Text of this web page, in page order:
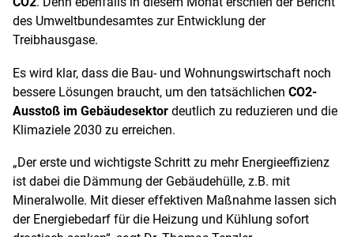
des Umweltbundesamtes zur Entwicklung der
Treibhausgase.
Es wird klar, dass die Bau- und Wohnungswirtschaft noch
bessere Lösungen braucht, um den tatsächlichen CO2-
Ausstoß im Gebäudesektor deutlich zu reduzieren und die
Klimaziele 2030 zu erreichen.
„Der erste und wichtigste Schritt zu mehr Energieeffizienz
ist dabei die Dämmung der Gebäudehülle, z.B. mit
Mineralwolle. Mit dieser effektiven Maßnahme lassen sich
der Energiebedarf für die Heizung und Kühlung sofort